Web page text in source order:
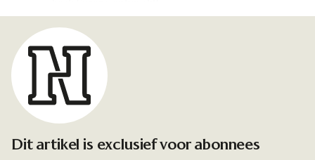
Dit artikel is exclusief voor abonnees